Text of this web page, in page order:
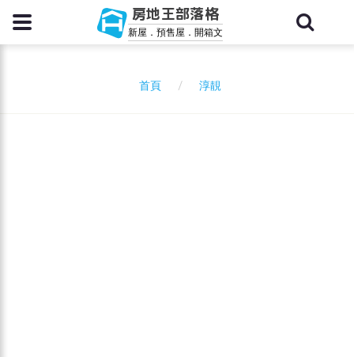
房地王部落格
新屋．預售屋．開箱文
首頁 淳靚